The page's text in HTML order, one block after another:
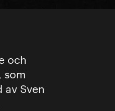
och
som
Sven